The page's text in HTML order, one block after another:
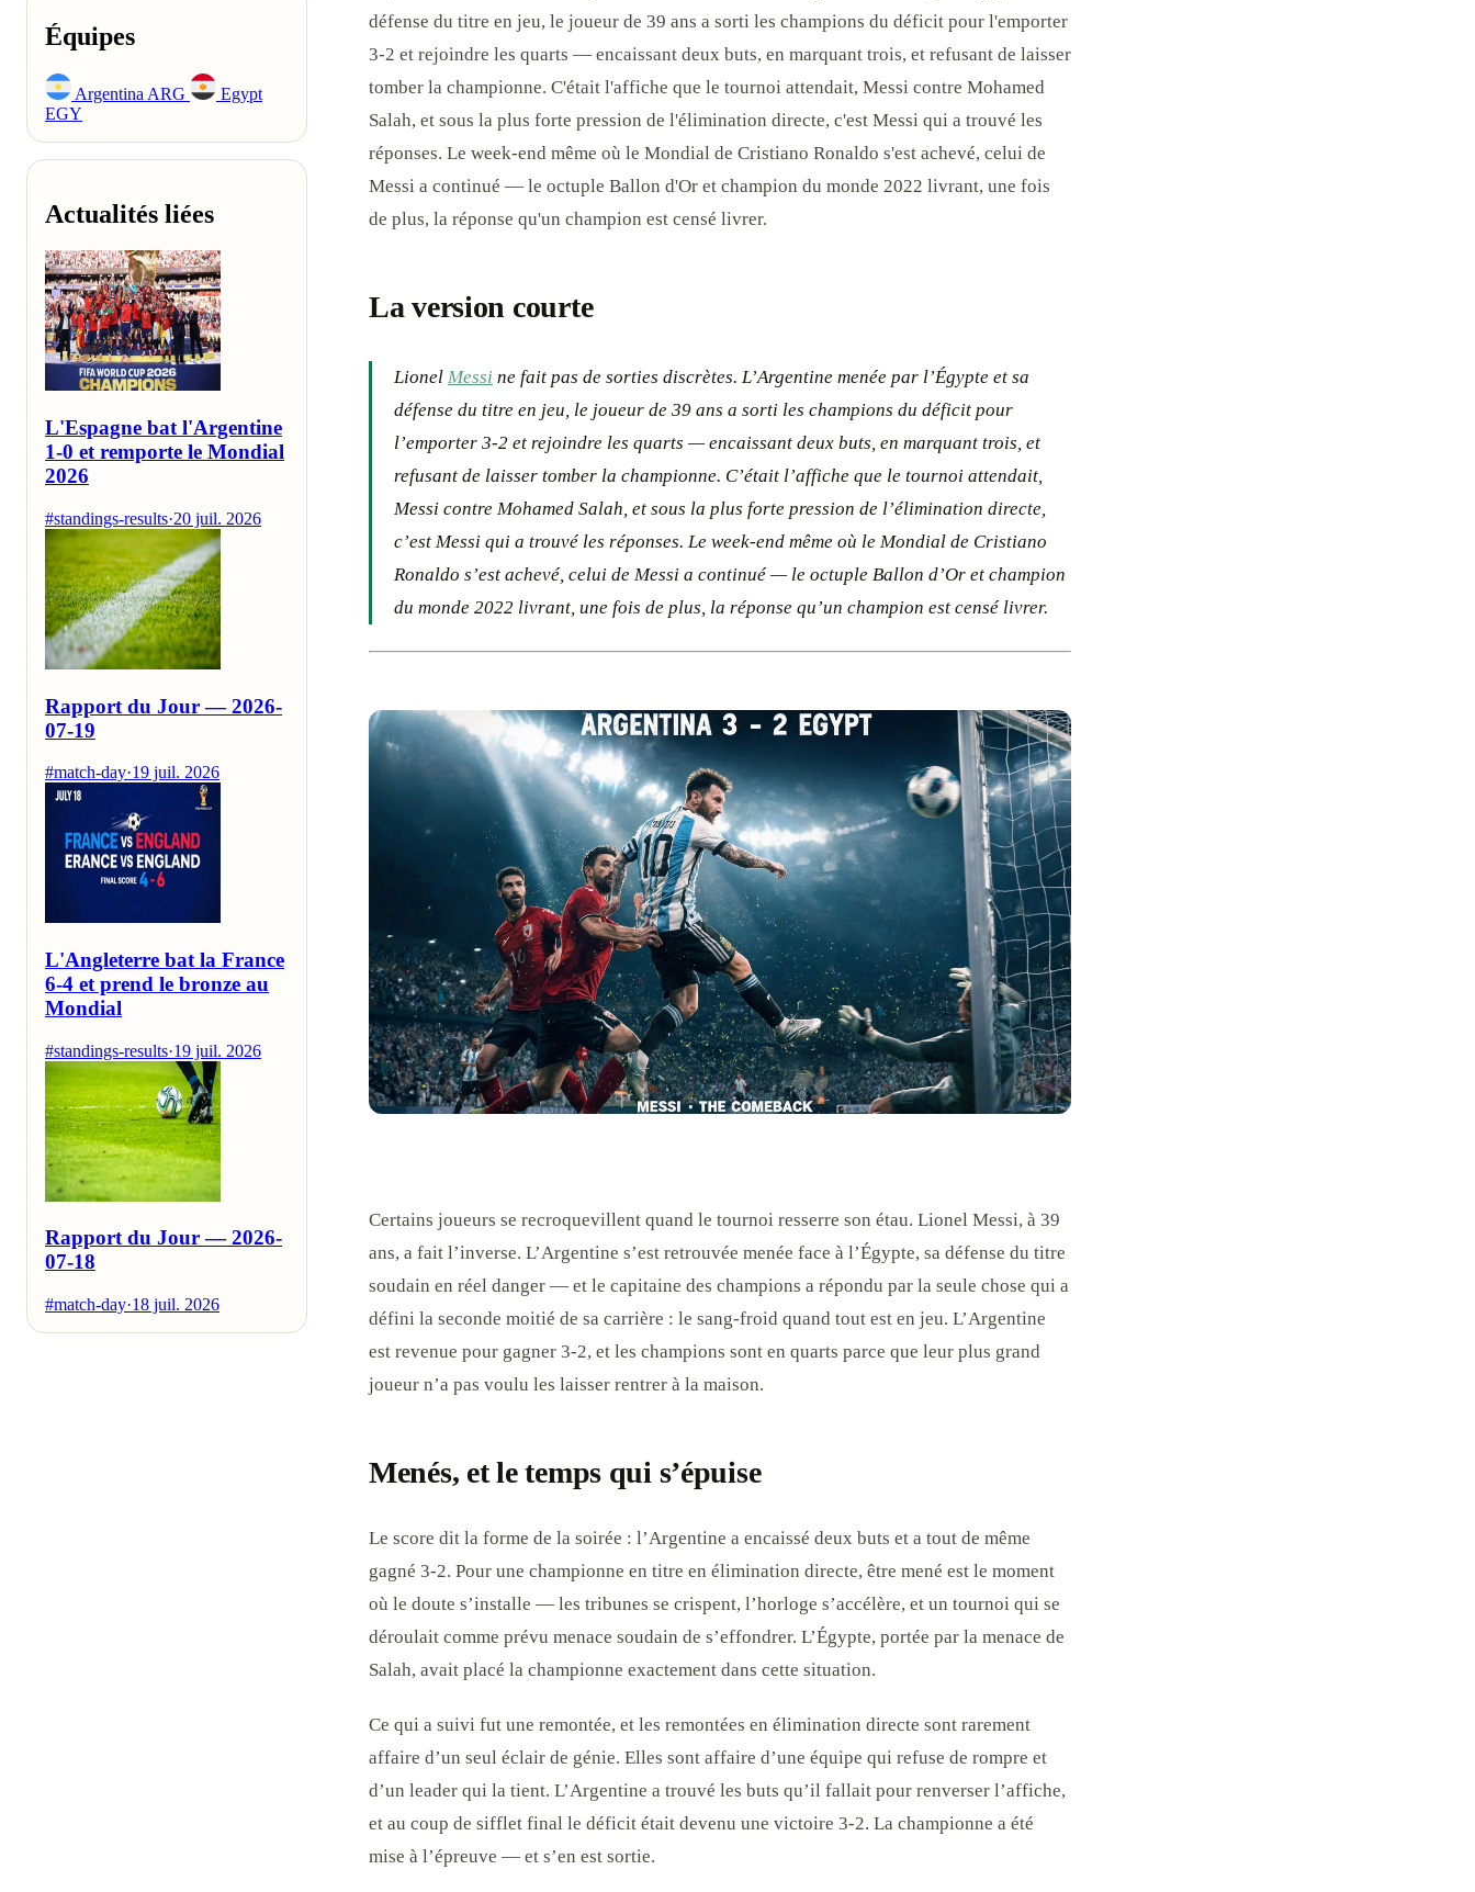
Équipes
Argentina ARG
Egypt
EGY
Actualités liées
L'Espagne bat l'Argentine
1-0 et remporte le Mondial
2026
#standings-results·20 juil. 2026
Rapport du Jour — 2026-
07-19
#match-day·19 juil. 2026
L'Angleterre bat la France
6-4 et prend le bronze au
Mondial
#standings-results·19 juil. 2026
Rapport du Jour — 2026-
07-18
#match-day·18 juil. 2026
défense du titre en jeu, le joueur de 39 ans a sorti les champions du déficit pour l'emporter
3-2 et rejoindre les quarts — encaissant deux buts, en marquant trois, et refusant de laisser
tomber la championne. C'était l'affiche que le tournoi attendait, Messi contre Mohamed
Salah, et sous la plus forte pression de l'élimination directe, c'est Messi qui a trouvé les
réponses. Le week-end même où le Mondial de Cristiano Ronaldo s'est achevé, celui de
Messi a continué — le octuple Ballon d'Or et champion du monde 2022 livrant, une fois
de plus, la réponse qu'un champion est censé livrer.
La version courte
Lionel Messi ne fait pas de sorties discrètes. L’Argentine menée par l’Égypte et sa
défense du titre en jeu, le joueur de 39 ans a sorti les champions du déficit pour
l’emporter 3-2 et rejoindre les quarts — encaissant deux buts, en marquant trois, et
refusant de laisser tomber la championne. C’était l’affiche que le tournoi attendait,
Messi contre Mohamed Salah, et sous la plus forte pression de l’élimination directe,
c’est Messi qui a trouvé les réponses. Le week-end même où le Mondial de Cristiano
Ronaldo s’est achevé, celui de Messi a continué — le octuple Ballon d’Or et champion
du monde 2022 livrant, une fois de plus, la réponse qu’un champion est censé livrer.
Certains joueurs se recroquevillent quand le tournoi resserre son étau. Lionel Messi, à 39
ans, a fait l’inverse. L’Argentine s’est retrouvée menée face à l’Égypte, sa défense du titre
soudain en réel danger — et le capitaine des champions a répondu par la seule chose qui a
défini la seconde moitié de sa carrière : le sang-froid quand tout est en jeu. L’Argentine
est revenue pour gagner 3-2, et les champions sont en quarts parce que leur plus grand
joueur n’a pas voulu les laisser rentrer à la maison.
Menés, et le temps qui s’épuise
Le score dit la forme de la soirée : l’Argentine a encaissé deux buts et a tout de même
gagné 3-2. Pour une championne en titre en élimination directe, être mené est le moment
où le doute s’installe — les tribunes se crispent, l’horloge s’accélère, et un tournoi qui se
déroulait comme prévu menace soudain de s’effondrer. L’Égypte, portée par la menace de
Salah, avait placé la championne exactement dans cette situation.
Ce qui a suivi fut une remontée, et les remontées en élimination directe sont rarement
affaire d’un seul éclair de génie. Elles sont affaire d’une équipe qui refuse de rompre et
d’un leader qui la tient. L’Argentine a trouvé les buts qu’il fallait pour renverser l’affiche,
et au coup de sifflet final le déficit était devenu une victoire 3-2. La championne a été
mise à l’épreuve — et s’en est sortie.